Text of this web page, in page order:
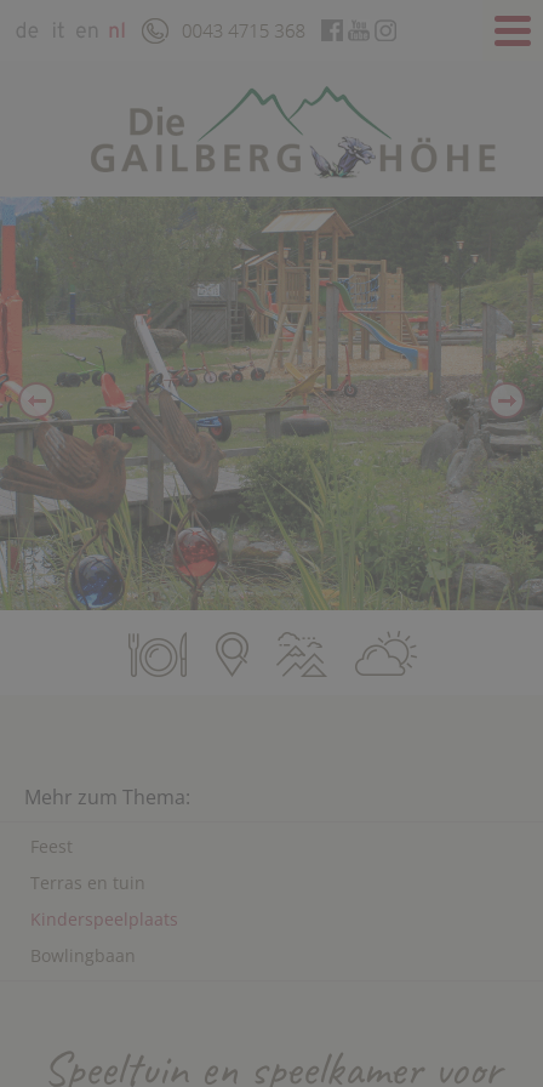
Mehr zum Thema:
Feest
Terras en tuin
Kinderspeelplaats
Bowlingbaan
Speeltuin en speelkamer voor